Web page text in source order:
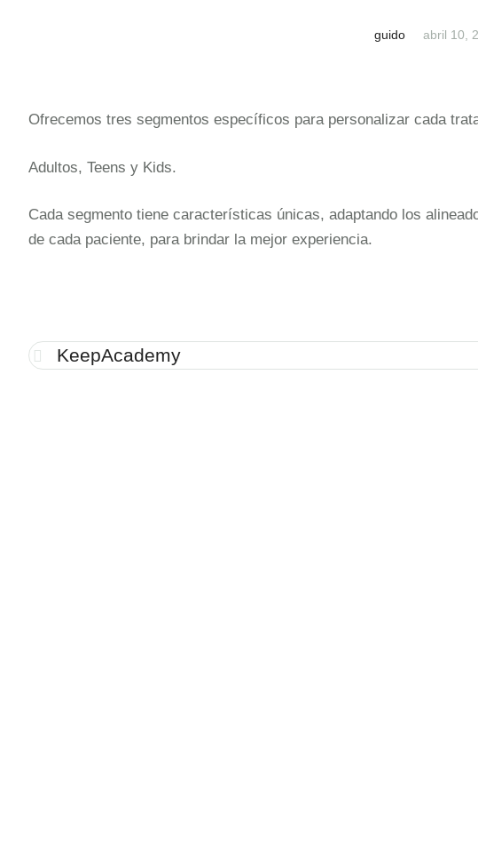
guido abril 10,
Ofrecemos tres segmentos específicos para personalizar cada
Adultos, Teens y Kids.
Cada segmento tiene características únicas, adaptando los
de cada paciente, para brindar la mejor experiencia.
KeepAcademy